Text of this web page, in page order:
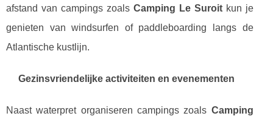
afstand van campings zoals Camping Le Suroitkun je
genieten van windsurfen of paddleboarding langs de
Atlantische kustlijn.
Gezinsvriendelijke activiteiten en evenementen
Naast waterpret organiseren campings zoals Camping